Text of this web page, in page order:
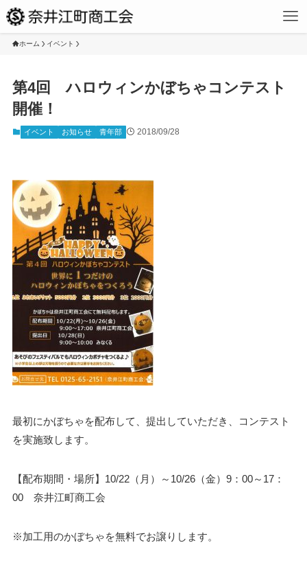
ホーム イベント
第4回 ハロウィンかぼちゃコンテスト
開催！
イベント お知らせ 青年部 2018/09/28
最初にかぼちゃを配布して、提出していただき、コンテスト
を実施致します。
【配布期間・場所】10/22（月）～10/26（金）9：00～17：
00 奈井江町商工会
※加工用のかぼちゃを無料でお譲りします。